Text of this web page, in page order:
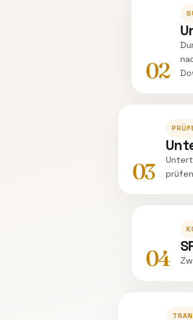
02
03
prüfen
04